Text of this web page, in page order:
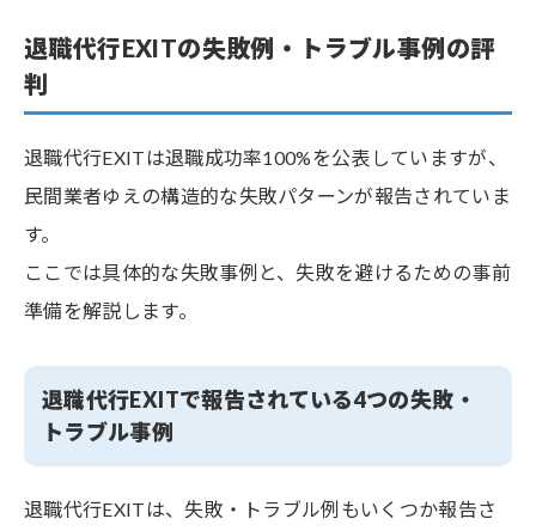
退職代行EXITの失敗例・トラブル事例の評
判
退職代行EXITは退職成功率100%を公表していますが、
民間業者ゆえの構造的な失敗パターンが報告されていま
す。
ここでは具体的な失敗事例と、失敗を避けるための事前
準備を解説します。
退職代行EXITで報告されている4つの失敗・
トラブル事例
退職代行EXITは、失敗・トラブル例もいくつか報告さ